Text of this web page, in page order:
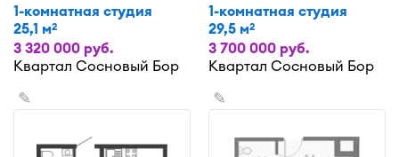
1-комнатная студия
25,1 м2
3 320 000 руб.
Квартал Сосновый Бор
1-комнатная студия
29,5 м2
3 700 000 руб.
Квартал Сосновый Бор
✎ ✎